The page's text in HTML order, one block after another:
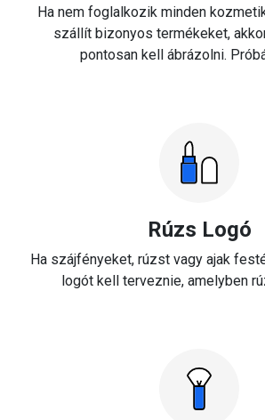
Ha nem foglalkozik minden
szállít bizonyos termékeket,
pontosan kell ábrázolni.
Rúzs Logó
Ha szájfényeket, rúzst vagy ajak
logót kell terveznie, amelyben